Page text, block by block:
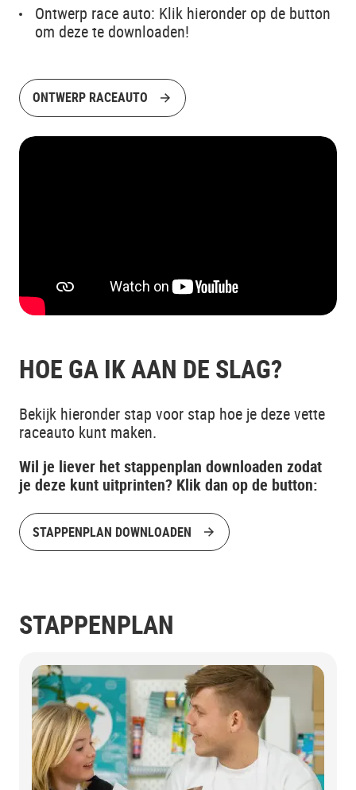
Ontwerp race auto: Klik hieronder op de button
om deze te downloaden!
ONTWERP RACEAUTO
HOE GA IK AAN DE SLAG?
Bekijk hieronder stap voor stap hoe je deze vette
raceauto kunt maken.
Wil je liever het stappenplan downloaden zodat
je deze kunt uitprinten? Klik dan op de button:
STAPPENPLAN DOWNLOADEN
STAPPENPLAN